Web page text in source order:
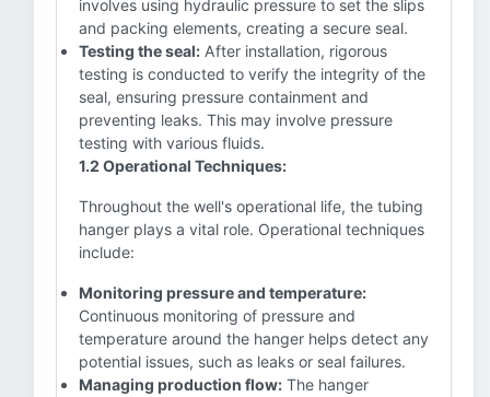
involves using hydraulic pressure to set the slips
and packing elements, creating a secure seal.
Testing the seal: After installation, rigorous
testing is conducted to verify the integrity of the
seal, ensuring pressure containment and
preventing leaks. This may involve pressure
testing with various fluids.
1.2 Operational Techniques:
Throughout the well's operational life, the tubing
hanger plays a vital role. Operational techniques
include:
Monitoring pressure and temperature:
Continuous monitoring of pressure and
temperature around the hanger helps detect any
potential issues, such as leaks or seal failures.
Managing production flow: The hanger